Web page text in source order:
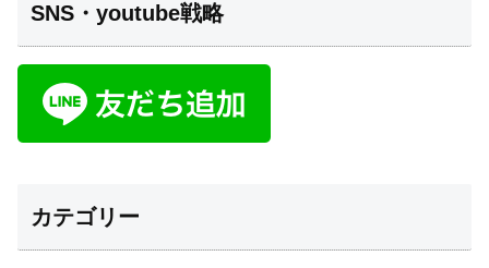
SNS・youtube戦略
カテゴリー